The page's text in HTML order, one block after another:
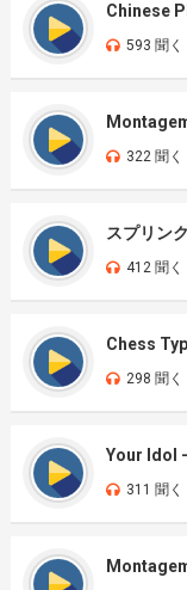
Chinese
593 聞く
322 聞く
スプリン
412 聞く
Chess
298 聞く
311 聞く